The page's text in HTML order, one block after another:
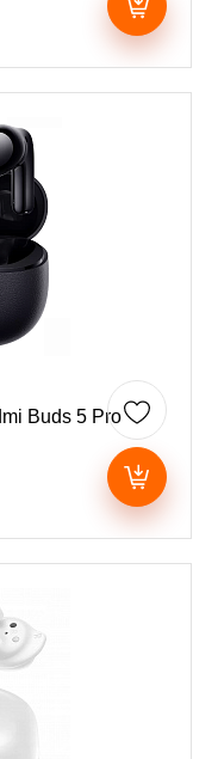
Buds 5 Pro